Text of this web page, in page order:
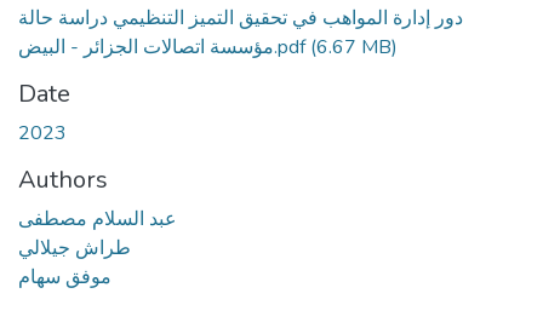
دور إدارة المواهب في تحقيق التميز التنظيمي دراسة حالة
مؤسسة اتصالات الجزائر - البيض.pdf(6.67 MB)
Date
2023
Authors
عبد السلام مصطفى
طراش جيلالي
موفق سهام